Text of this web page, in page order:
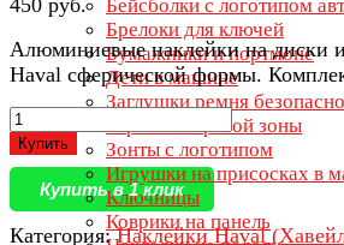
Бейсболки с логотипом
Брелоки для ключей
Бумажники и портмоне
Дети в машине
Заглушки ремня
Зеркала мертвой зоны
Зонты с логотипом
Игрушки на присосках в
Ключницы
Коврики на панель
Алюминиевые наклейки на диски
Haval сферической формы.
Купить
Купить в 1 клик
Категория:Наклейки Haval